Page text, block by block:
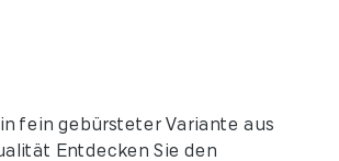
fein gebürsteter Variante aus
Entdecken Sie den